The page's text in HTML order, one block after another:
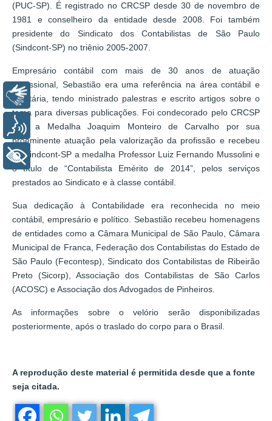
(PUC-SP). É registrado no CRCSP desde 30 de novembro de
1981 e conselheiro da entidade desde 2008. Foi também
presidente do Sindicato dos Contabilistas de São Paulo
(Sindcont-SP) no triênio 2005-2007.
Empresário contábil com mais de 30 anos de atuação
profissional, Sebastião era uma referência na área contábil e
tributária, tendo ministrado palestras e escrito artigos sobre o
tema para diversas publicações. Foi condecorado pelo CRCSP
com a Medalha Joaquim Monteiro de Carvalho por sua
proeminente atuação pela valorização da profissão e recebeu
do Sindcont-SP a medalha Professor Luiz Fernando Mussolini e
o título de “Contabilista Emérito de 2014”, pelos serviços
prestados ao Sindicato e à classe contábil.
Sua dedicação à Contabilidade era reconhecida no meio
contábil, empresário e político. Sebastião recebeu homenagens
de entidades como a Câmara Municipal de São Paulo, Câmara
Municipal de Franca, Federação dos Contabilistas do Estado de
São Paulo (Fecontesp), Sindicato dos Contabilistas de Ribeirão
Preto (Sicorp), Associação dos Contabilistas de São Carlos
(ACOSC) e Associação dos Advogados de Pinheiros.
As informações sobre o velório serão disponibilizadas
posteriormente, após o traslado do corpo para o Brasil.
A reprodução deste material é permitida desde que a fonte
seja citada.
Libras
Voz
+ Acessibilidade